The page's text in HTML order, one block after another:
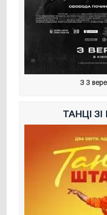
З 3
ТАНЦІ